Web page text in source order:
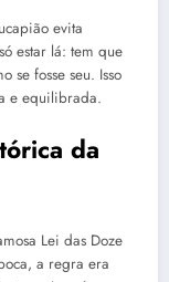
evita
estar lá: tem que
se fosse seu. Isso
e equilibrada.
da
Lei das Doze
a regra era